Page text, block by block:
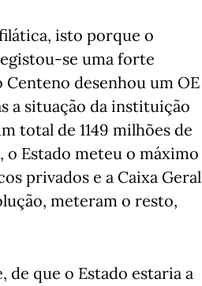
isto porque o
se uma forte
Centeno desenhou um OE
a situação da instituição
total de 1149 milhões de
o Estado meteu o máximo
privados e a Caixa Geral
meteram o resto,
que o Estado estaria a